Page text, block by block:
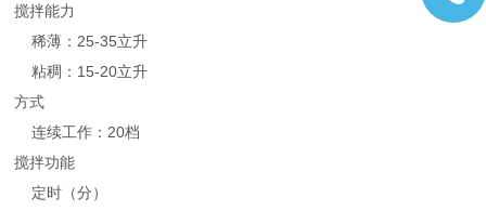
搅拌能力
稀薄：25-35立升
粘稠：15-20立升
方式
连续工作：20档
搅拌功能
定时（分）